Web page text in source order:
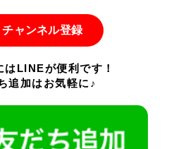
チャンネル登録
はLINEが便利です！
追加はお気軽に♪